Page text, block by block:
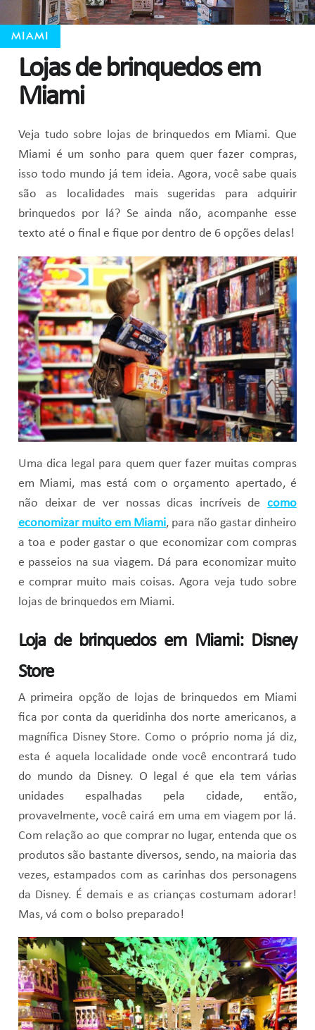
MIAMI
Lojas de brinquedos em
Miami
Veja tudo sobre lojas de brinquedos em Miami. Que
Miami é um sonho para quem quer fazer compras,
isso todo mundo já tem ideia. Agora, você sabe quais
são as localidades mais sugeridas para adquirir
brinquedos por lá? Se ainda não, acompanhe esse
texto até o final e fique por dentro de 6 opções delas!
Uma dica legal para quem quer fazer muitas compras
em Miami, mas está com o orçamento apertado, é
não deixar de ver nossas dicas incríveis decomo
economizar muito em Miami, para não gastar dinheiro
a toa e poder gastar o que economizar com compras
e passeios na sua viagem. Dá para economizar muito
e comprar muito mais coisas. Agora veja tudo sobre
lojas de brinquedos em Miami.
Loja de brinquedos em Miami: Disney
Store
A primeira opção de lojas de brinquedos em Miami
fica por conta da queridinha dos norte americanos, a
magnífica Disney Store. Como o próprio noma já diz,
esta é aquela localidade onde você encontrará tudo
do mundo da Disney. O legal é que ela tem várias
unidades espalhadas pela cidade, então,
provavelmente, você cairá em uma em viagem por lá.
Com relação ao que comprar no lugar, entenda que os
produtos são bastante diversos, sendo, na maioria das
vezes, estampados com as carinhas dos personagens
da Disney. É demais e as crianças costumam adorar!
Mas, vá com o bolso preparado!